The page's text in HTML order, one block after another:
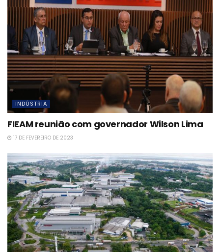
INDÚSTRIA
FIEAM reunião com governador Wilson Lima
17 DE FEVEREIRO DE 2023